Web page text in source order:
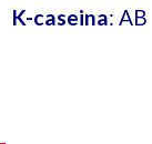
K-caseina: AB